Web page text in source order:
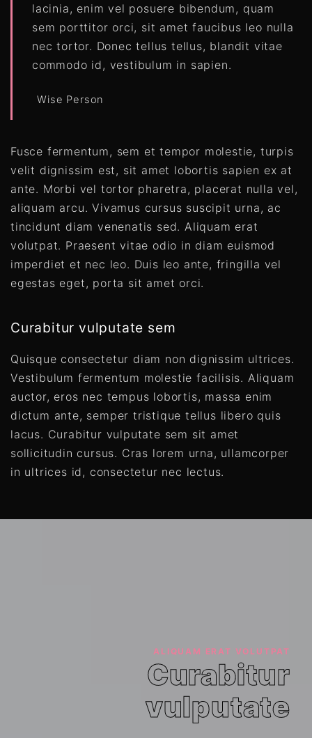
lacinia, enim vel posuere bibendum, quam
sem porttitor orci, sit amet faucibus leo nulla
nec tortor. Donec tellus tellus, blandit vitae
commodo id, vestibulum in sapien.
Wise Person
Fusce fermentum, sem et tempor molestie, turpis
velit dignissim est, sit amet lobortis sapien ex at
ante. Morbi vel tortor pharetra, placerat nulla vel,
aliquam arcu. Vivamus cursus suscipit urna, ac
tincidunt diam venenatis sed. Aliquam erat
volutpat. Praesent vitae odio in diam euismod
imperdiet et nec leo. Duis leo ante, fringilla vel
egestas eget, porta sit amet orci.
Curabitur vulputate sem
Quisque consectetur diam non dignissim ultrices.
Vestibulum fermentum molestie facilisis. Aliquam
auctor, eros nec tempus lobortis, massa enim
dictum ante, semper tristique tellus libero quis
lacus. Curabitur vulputate sem sit amet
sollicitudin cursus. Cras lorem urna, ullamcorper
in ultrices id, consectetur nec lectus.
ALIQUAM ERAT VOLUTPAT
Curabitur
vulputate